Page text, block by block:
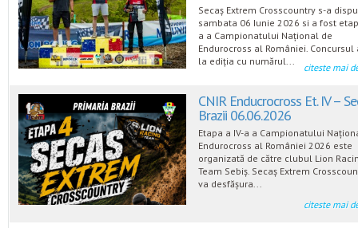
Secaș Extrem Crosscountry s-a
sambata 06 Iunie 2026 si a fost
a a Campionatului Național de
Endurocross al României. Concursul
la ediția cu numărul...
citeste mai
CNIR Enducrocross Et. IV –
Brazii 06.06.2026
Etapa a IV-a a Campionatului
Endurocross al României 2026 este
organizată de către clubul Lion
Team Sebiș. Secaș Extrem
va desfășura...
citeste mai